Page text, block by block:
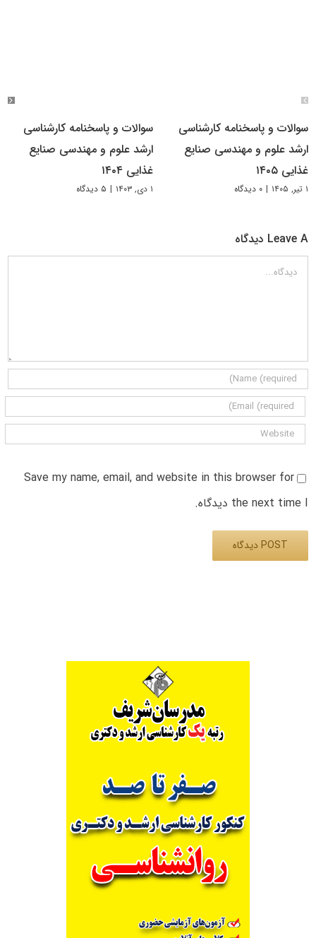
سوالات و پاسخنامه کارشناسی
ارشد علوم و مهندسی صنایع
غذایی ۱۴۰۵
۱ تیر, ۱۴۰۵ | ۰ دیدگاه
سوالات و پاسخنامه کارشناسی
ارشد علوم و مهندسی صنایع
غذایی ۱۴۰۴
۱ دی, ۱۴۰۳ | ۵ دیدگاه
Leave A دیدگاه
دیدگاه
Save my name, email, and website in this browser for
the next time I دیدگاه.